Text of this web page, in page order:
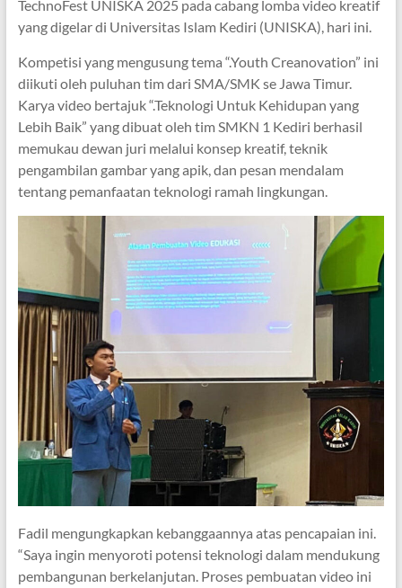
TechnoFest UNISKA 2025 pada cabang lomba video kreatif
yang digelar di Universitas Islam Kediri (UNISKA), hari ini.
Kompetisi yang mengusung tema “.Youth Creanovation” ini
diikuti oleh puluhan tim dari SMA/SMK se Jawa Timur.
Karya video bertajuk “.Teknologi Untuk Kehidupan yang
Lebih Baik” yang dibuat oleh tim SMKN 1 Kediri berhasil
memukau dewan juri melalui konsep kreatif, teknik
pengambilan gambar yang apik, dan pesan mendalam
tentang pemanfaatan teknologi ramah lingkungan.
Fadil mengungkapkan kebanggaannya atas pencapaian ini.
“Saya ingin menyoroti potensi teknologi dalam mendukung
pembangunan berkelanjutan. Proses pembuatan video ini